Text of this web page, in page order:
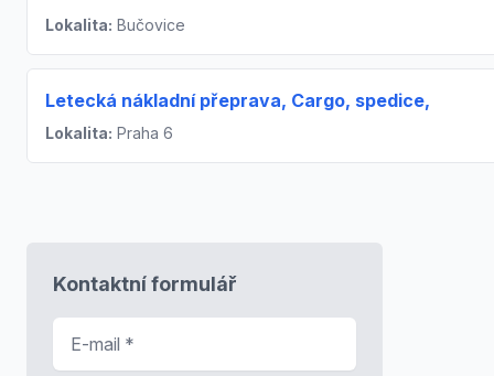
Lokalita: Bučovice
Letecká nákladní přeprava, Cargo, spedice,
Lokalita: Praha 6
Kontaktní formulář